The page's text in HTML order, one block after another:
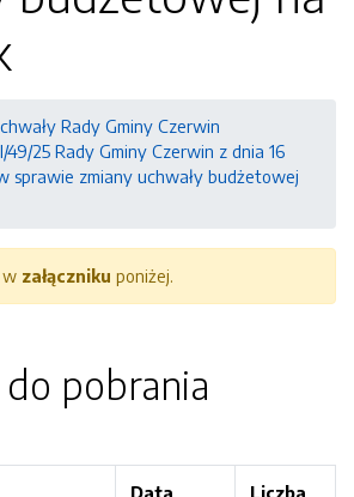
Rady Gminy Czerwin
49/25 Rady Gminy Czerwin z dnia 16
sprawie zmiany uchwały budżetowej
w załączniku poniżej.
do pobrania
Data
Liczba